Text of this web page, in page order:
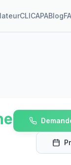
CLICAPABlog